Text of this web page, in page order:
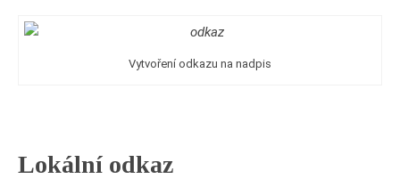
Vytvoření odkazu na nadpis
Lokální odkaz